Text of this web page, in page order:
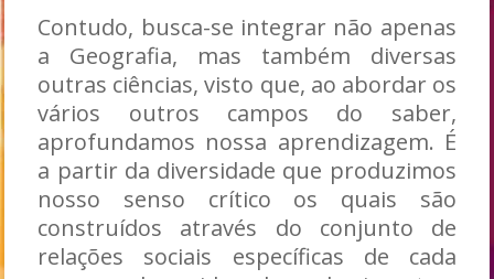
Contudo, busca-se integrar não apenas
a Geografia, mas também diversas
outras ciências, visto que, ao abordar os
vários outros campos do saber,
aprofundamos nossa aprendizagem. É
a partir da diversidade que produzimos
nosso senso crítico os quais são
construídos através do conjunto de
relações sociais específicas de cada